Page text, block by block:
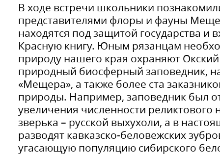
В ходе встречи школьники
представителями флоры и фауны
находятся под защитой государства и
Красную книгу. Юным рязанцам
природу нашего края охраняют
природный биосферный заповедник,
«Мещера», а также более ста
природы. Например, заповедник был
увеличения численности реликтового
зверька – русской выхухоли, а в
разводят кавказско-беловежских
угасающую популяцию сибирского